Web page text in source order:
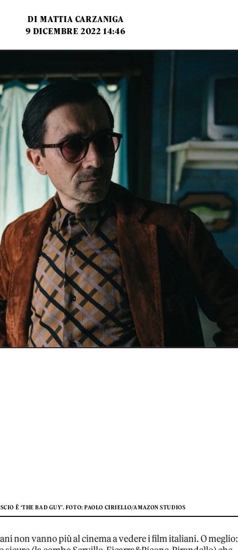
DI MATTIA CARZANIGA
9 DICEMBRE 2022 14:46
È ‘THE BAD GUY’. FOTO: PAOLO CIRIELLO/AMAZON STUDIOS
non vanno più al cinema a vedere i film italiani. O meglio: